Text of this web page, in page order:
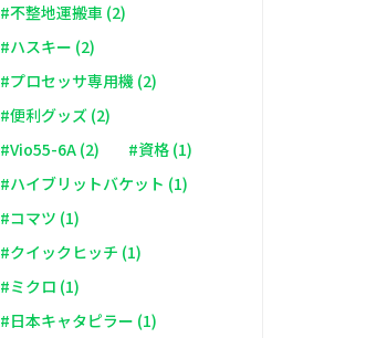
#不整地運搬車 (2)
#ハスキー (2)
#プロセッサ専用機 (2)
#便利グッズ (2)
#Vio55-6A (2)
#資格 (1)
#ハイブリットバケット (1)
#コマツ (1)
#クイックヒッチ (1)
#ミクロ (1)
#日本キャタピラー (1)